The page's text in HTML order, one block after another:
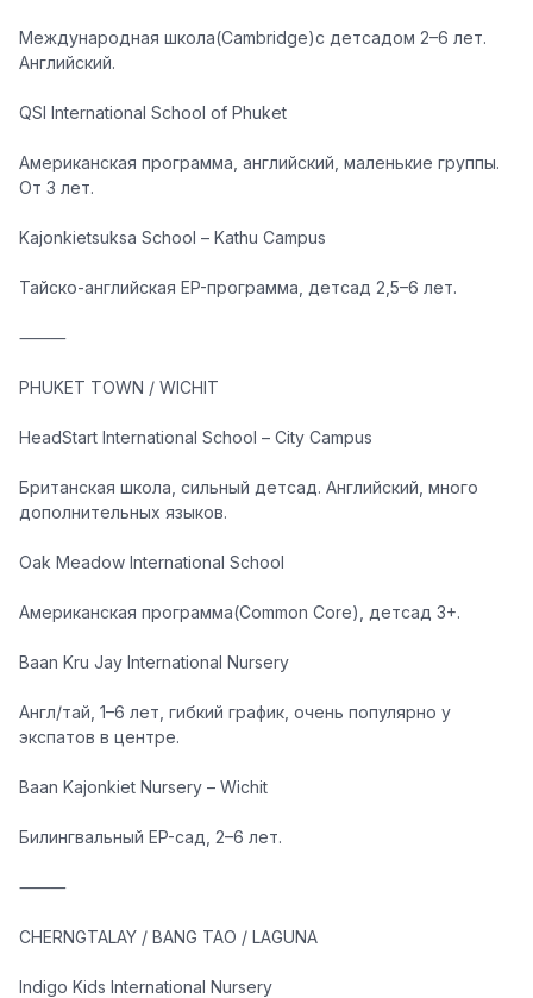
Международная школа(Cambridge)с детсадом 2–6 лет.
Английский.
QSI International School of Phuket
Американская программа, английский, маленькие группы.
От 3 лет.
Kajonkietsuksa School – Kathu Campus
Тайско-английская EP-программа, детсад 2,5–6 лет.
⸻
PHUKET TOWN / WICHIT
HeadStart International School – City Campus
Британская школа, сильный детсад. Английский, много
дополнительных языков.
Oak Meadow International School
Американская программа(Common Core), детсад 3+.
Baan Kru Jay International Nursery
Англ/тай, 1–6 лет, гибкий график, очень популярно у
экспатов в центре.
Baan Kajonkiet Nursery – Wichit
Билингвальный EP-сад, 2–6 лет.
⸻
CHERNGTALAY / BANG TAO / LAGUNA
Indigo Kids International Nursery